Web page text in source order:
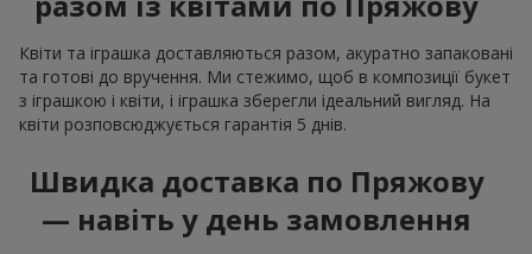
Квіти та іграшка доставляються разом, акуратно запаковані
та готові до вручення. Ми стежимо, щоб в композиції букет
з іграшкою і квіти, і іграшка зберегли ідеальний вигляд. На
квіти розповсюджується гарантія 5 днів.
Швидка доставка по Пряжову
— навіть у день замовлення